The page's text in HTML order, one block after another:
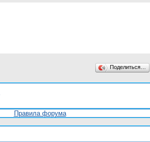
Поделиться…
Правила форума